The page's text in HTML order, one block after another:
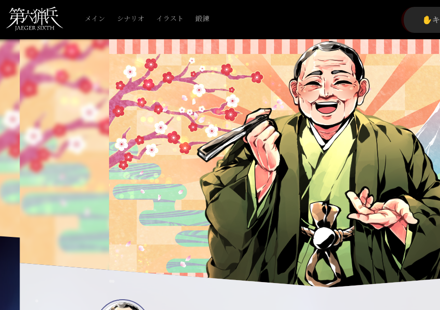
メイン シナリオ イラスト 鍛錬